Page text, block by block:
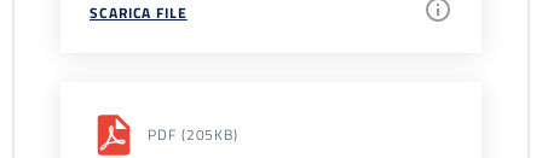
SCARICA FILE
PDF (205KB)